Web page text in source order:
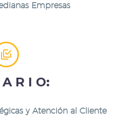
Empresas


R I O:
y Atención al Cliente